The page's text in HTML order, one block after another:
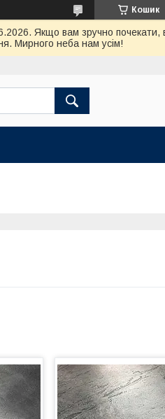
Кошик
Якщо вам зручно
Мирного неба нам усім!